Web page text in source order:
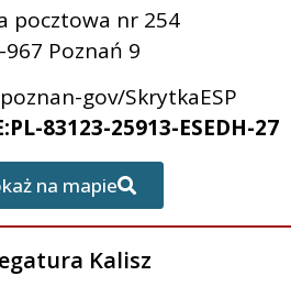
pocztowa nr 254
967 Poznań 9
gov/SkrytkaESP
83123-25913-ESEDH-27
na mapie
Kalisz